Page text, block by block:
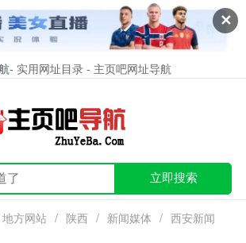
✕
- 实用网址目录 - 主页吧网址导航
立即搜索
地方网站 / 陕西 / 新闻媒体 / 西安新闻